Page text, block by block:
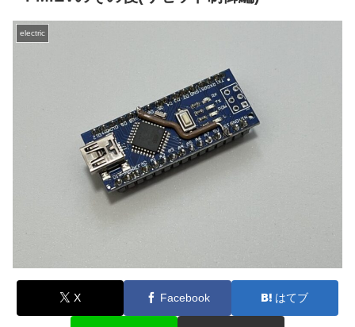
electric
X Facebook はてブ